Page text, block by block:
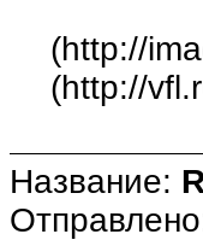
(http://
(http://
Название: